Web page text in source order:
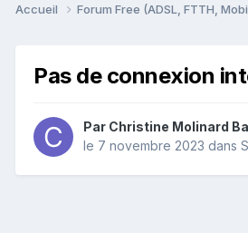
Accueil Forum Free (ADSL, FTTH,
Pas de connexion
Par Christine Molinard
le 7 novembre 2023 dans